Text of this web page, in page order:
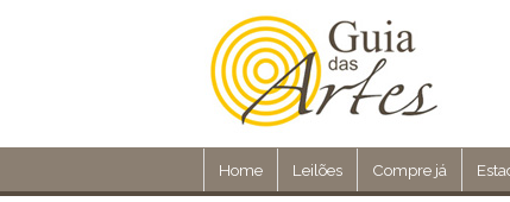
Home Leilões Compre já